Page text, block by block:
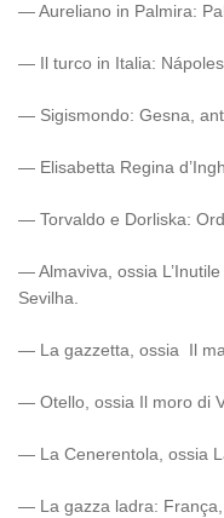
— Aureliano in Palmira:
— Il turco in Italia:
— Sigismondo: Gesna,
— Elisabetta Regina
— Torvaldo e Dorliska:
— Almaviva, ossia
Sevilha.
— La gazzetta, ossia Il
— Otello, ossia Il moro di
— La Cenerentola, ossia
— La gazza ladra: